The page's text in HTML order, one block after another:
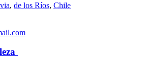
, de los Ríos, Chile